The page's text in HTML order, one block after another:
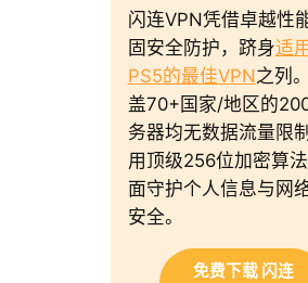
闪连VPN凭借卓越性
固安全防护，跻身适
PS5的最佳VPN之列
盖70+国家/地区的
务器均无数据流量限
用顶级256位加密算
面守护个人信息与网
安全。
免费下载 闪连